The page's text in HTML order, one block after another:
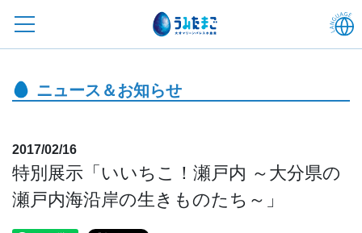
ニュース＆お知らせ
2017/02/16
特別展示「いいちこ！瀬戸内 ～大分県の
瀬戸内海沿岸の生きものたち～」